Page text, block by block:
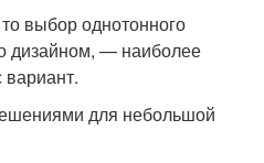
выбор однотонного
дизайном, — наиболее
для небольшой